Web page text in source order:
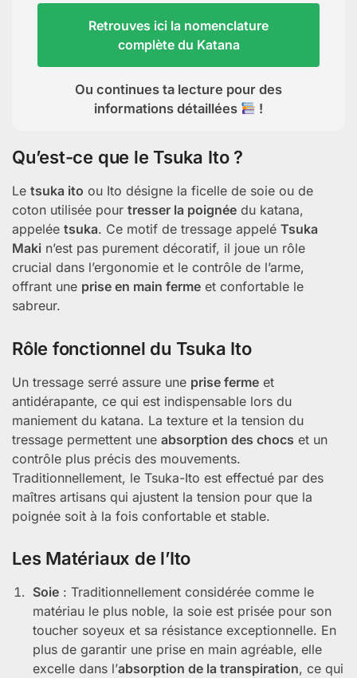
Retrouves ici la nomenclature
complète du Katana
Ou continues ta lecture pour des
informations détaillées
!
Qu’est-ce que le Tsuka Ito ?
Le tsuka ito ou Ito désigne la ficelle de soie ou de
coton utilisée pour tresser la poignée du katana,
appelée tsuka. Ce motif de tressage appelé Tsuka
Maki n’est pas purement décoratif, il joue un rôle
crucial dans l’ergonomie et le contrôle de l’arme,
offrant une prise en main ferme et confortable le
sabreur.
Rôle fonctionnel du Tsuka Ito
Un tressage serré assure une prise ferme et
antidérapante, ce qui est indispensable lors du
maniement du katana. La texture et la tension du
tressage permettent une absorption des chocs et un
contrôle plus précis des mouvements.
Traditionnellement, le Tsuka-Ito est effectué par des
maîtres artisans qui ajustent la tension pour que la
poignée soit à la fois confortable et stable.
Les Matériaux de l’Ito
Soie : Traditionnellement considérée comme le
matériau le plus noble, la soie est prisée pour son
toucher soyeux et sa résistance exceptionnelle. En
plus de garantir une prise en main agréable, elle
excelle dans l’absorption de la transpiration, ce qui